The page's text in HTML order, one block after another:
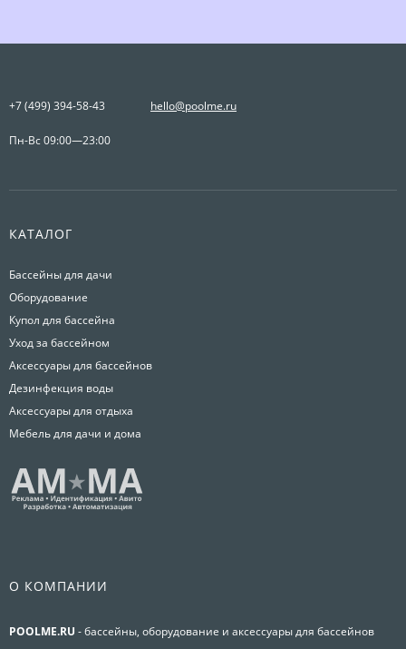
+7 (499) 394-58-43 hello@poolme.ru
Пн-Вс 09:00—23:00
КАТАЛОГ
Бассейны для дачи
Оборудование
Купол для бассейна
Уход за бассейном
Аксессуары для бассейнов
Дезинфекция воды
Аксессуары для отдыха
Мебель для дачи и дома
О КОМПАНИИ
POOLME.RU - бассейны, оборудование и аксессуары для бассейнов